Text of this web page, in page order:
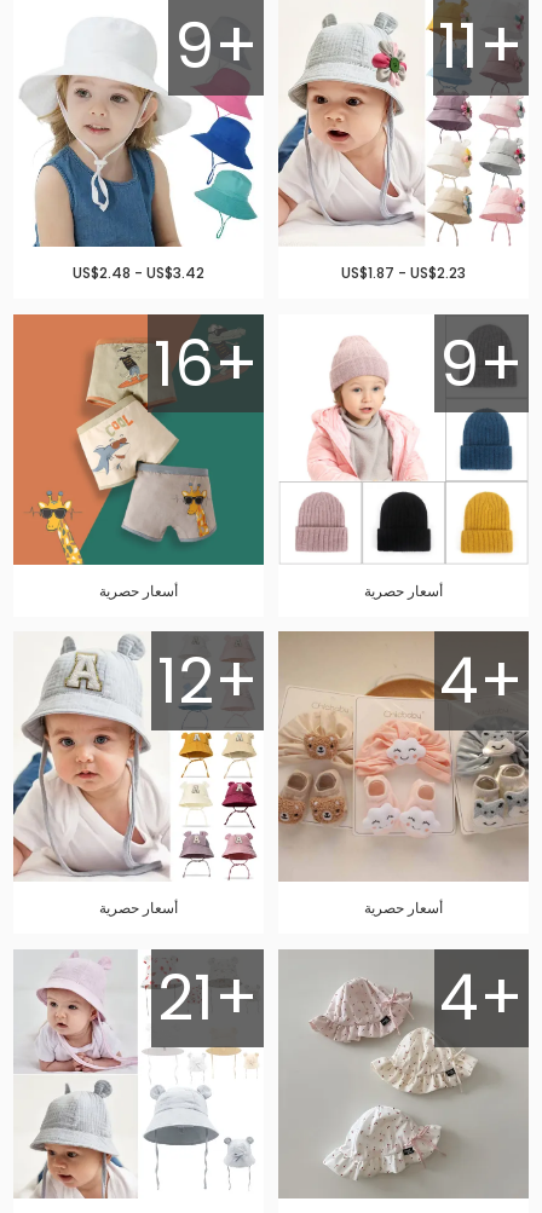
11+
US$1.87 - US$2.23
9+
US$2.48 - US$3.42
9+
أسعار حصرية
16+
أسعار حصرية
4+
أسعار حصرية
12+
أسعار حصرية
4+
21+